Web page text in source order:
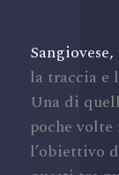
la traccia e
Una di
poche volte
l’obiettivo